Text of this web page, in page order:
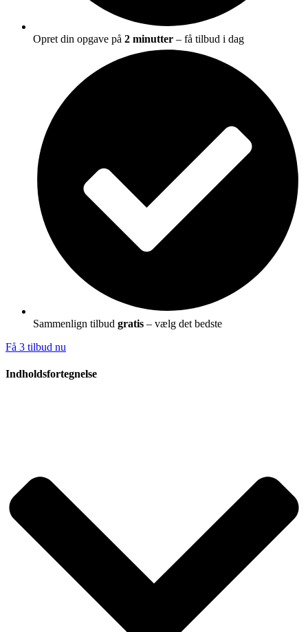
Opret din opgave på 2 minutter – få tilbud i dag
Sammenlign tilbud gratis – vælg det bedste
Få 3 tilbud nu
Indholdsfortegnelse